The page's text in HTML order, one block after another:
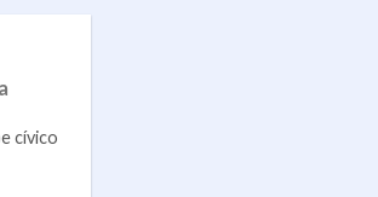
cívico